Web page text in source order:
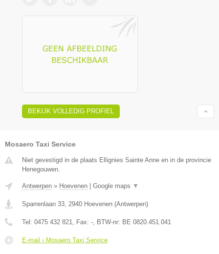
BEKIJK VOLLEDIG PROFIEL
Mosaero Taxi Service
Niet gevestigd in de plaats Ellignies Sainte Anne en in de provincie
Henegouwen.
Antwerpen » Hoevenen Google maps ▼
Sparrenlaan 33, 2940 Hoevenen (Antwerpen)
Tel: 0475 432 821, Fax: -, BTW-nr: BE 0820.451.041
E-mail › Mosaero Taxi Service